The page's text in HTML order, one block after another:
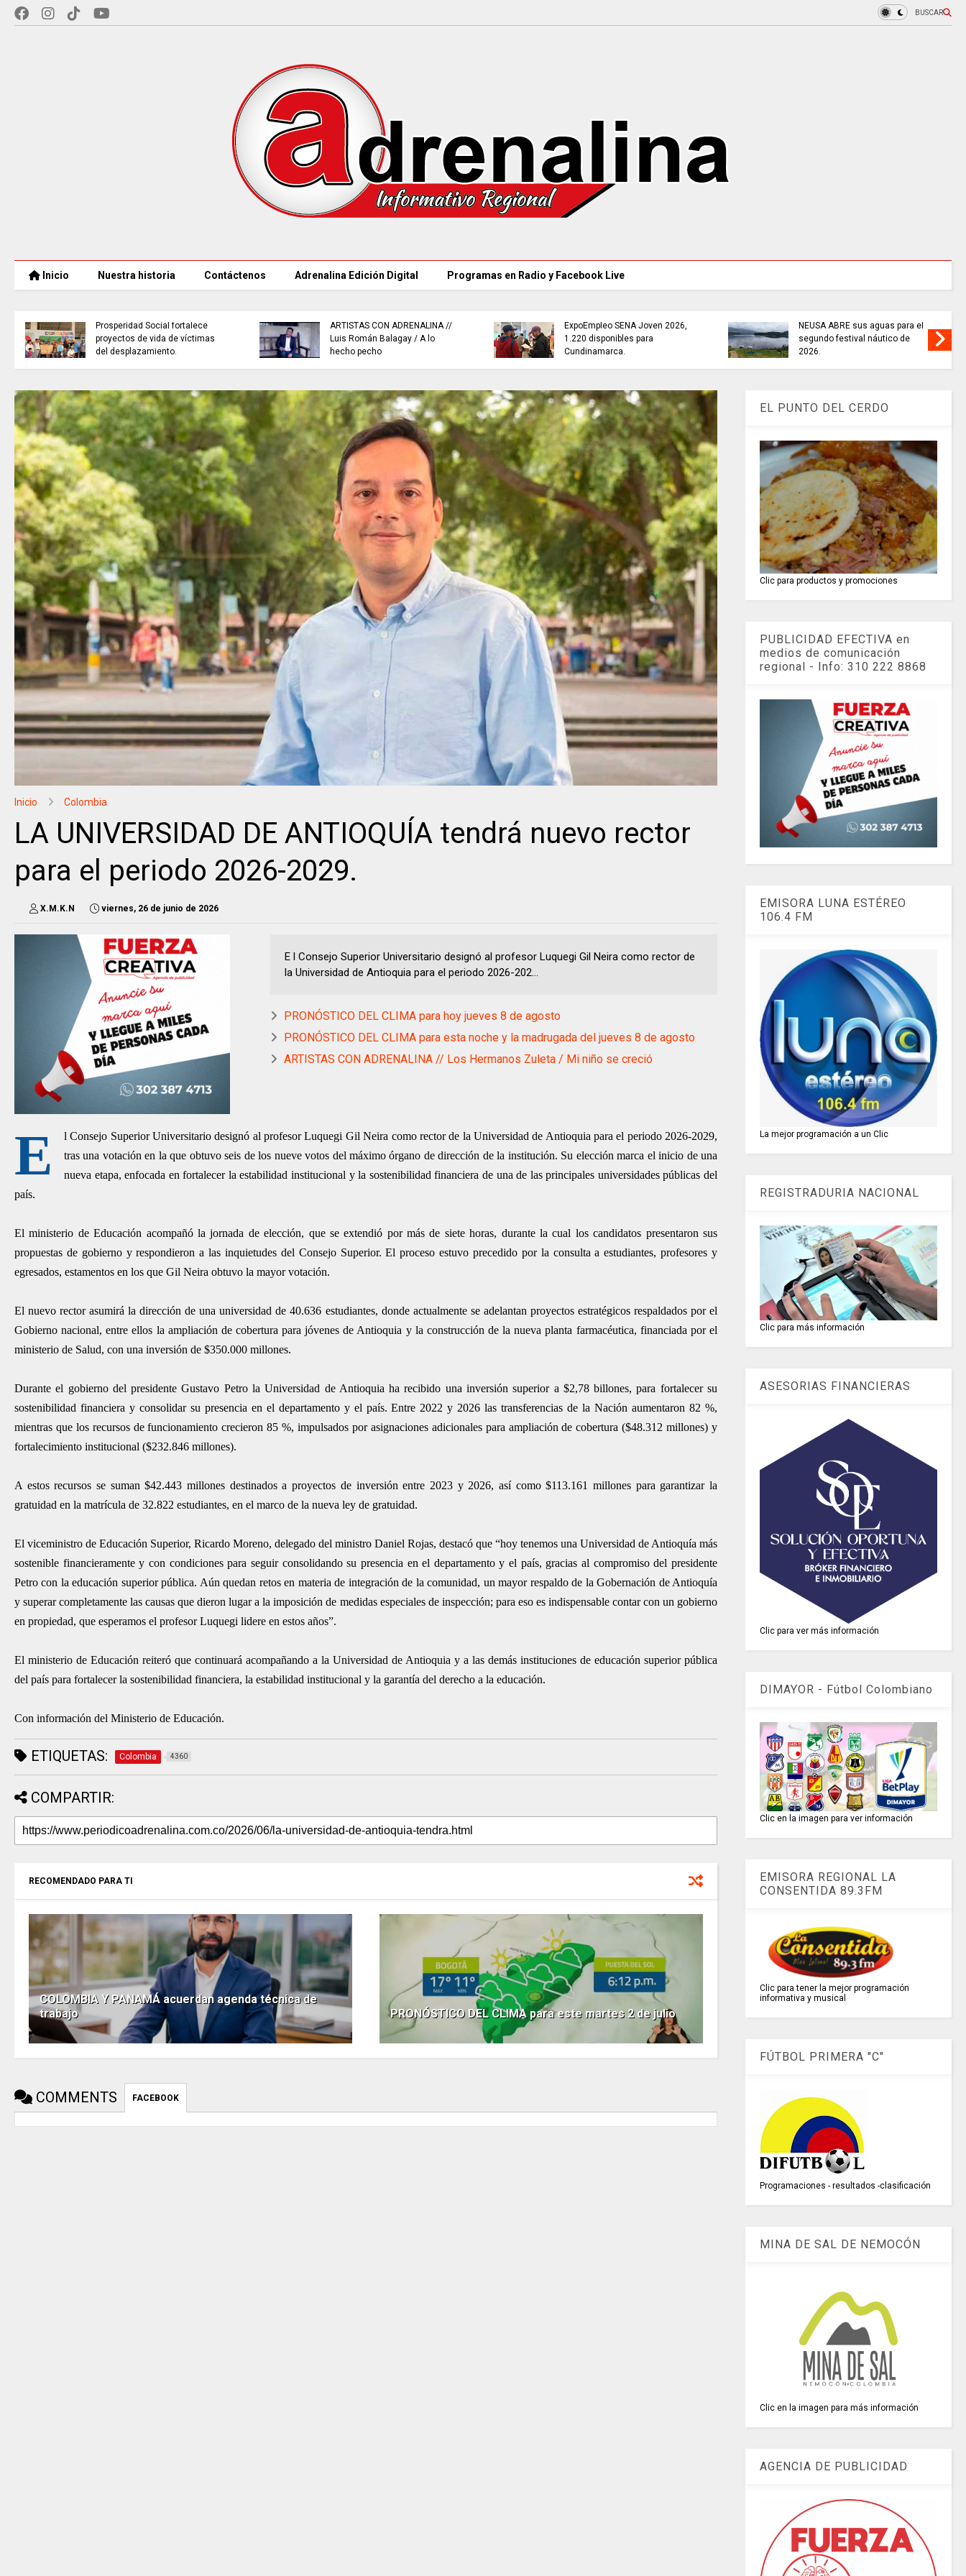
BUSCAR
Inicio Nuestra historia Contáctenos Adrenalina Edición Digital Programas en Radio y Facebook Live
Prosperidad Social fortalece
proyectos de vida de víctimas
del desplazamiento.
ARTISTAS CON ADRENALINA //
Luis Román Balagay / A lo
hecho pecho
ExpoEmpleo SENA Joven 2026,
1.220 disponibles para
Cundinamarca.
NEUSA ABRE sus aguas para el
segundo festival náutico de
2026.
Inicio Colombia
LA UNIVERSIDAD DE ANTIOQUÍA tendrá nuevo rector
para el periodo 2026-2029.
X.M.K.N viernes, 26 de junio de 2026
E l Consejo Superior Universitario designó al profesor Luquegi Gil Neira como rector de
la Universidad de Antioquia para el periodo 2026-202...
PRONÓSTICO DEL CLIMA para hoy jueves 8 de agosto
PRONÓSTICO DEL CLIMA para esta noche y la madrugada del jueves 8 de agosto
ARTISTAS CON ADRENALINA // Los Hermanos Zuleta / Mi niño se creció
E
l Consejo Superior Universitario designó al profesor Luquegi Gil Neira como rector de la Universidad de Antioquia para el periodo 2026-2029,
tras una votación en la que obtuvo seis de los nueve votos del máximo órgano de dirección de la institución. Su elección marca el inicio de una
nueva etapa, enfocada en fortalecer la estabilidad institucional y la sostenibilidad financiera de una de las principales universidades públicas del
país.
El ministerio de Educación acompañó la jornada de elección, que se extendió por más de siete horas, durante la cual los candidatos presentaron sus
propuestas de gobierno y respondieron a las inquietudes del Consejo Superior. El proceso estuvo precedido por la consulta a estudiantes, profesores y
egresados, estamentos en los que Gil Neira obtuvo la mayor votación.
El nuevo rector asumirá la dirección de una universidad de 40.636 estudiantes, donde actualmente se adelantan proyectos estratégicos respaldados por el
Gobierno nacional, entre ellos la ampliación de cobertura para jóvenes de Antioquia y la construcción de la nueva planta farmacéutica, financiada por el
ministerio de Salud, con una inversión de $350.000 millones.
Durante el gobierno del presidente Gustavo Petro la Universidad de Antioquia ha recibido una inversión superior a $2,78 billones, para fortalecer su
sostenibilidad financiera y consolidar su presencia en el departamento y el país. Entre 2022 y 2026 las transferencias de la Nación aumentaron 82 %,
mientras que los recursos de funcionamiento crecieron 85 %, impulsados por asignaciones adicionales para ampliación de cobertura ($48.312 millones) y
fortalecimiento institucional ($232.846 millones).
A estos recursos se suman $42.443 millones destinados a proyectos de inversión entre 2023 y 2026, así como $113.161 millones para garantizar la
gratuidad en la matrícula de 32.822 estudiantes, en el marco de la nueva ley de gratuidad.
El viceministro de Educación Superior, Ricardo Moreno, delegado del ministro Daniel Rojas, destacó que “hoy tenemos una Universidad de Antioquía más
sostenible financieramente y con condiciones para seguir consolidando su presencia en el departamento y el país, gracias al compromiso del presidente
Petro con la educación superior pública. Aún quedan retos en materia de integración de la comunidad, un mayor respaldo de la Gobernación de Antioquía
y superar completamente las causas que dieron lugar a la imposición de medidas especiales de inspección; para eso es indispensable contar con un gobierno
en propiedad, que esperamos el profesor Luquegi lidere en estos años”.
El ministerio de Educación reiteró que continuará acompañando a la Universidad de Antioquia y a las demás instituciones de educación superior pública
del país para fortalecer la sostenibilidad financiera, la estabilidad institucional y la garantía del derecho a la educación.
Con información del Ministerio de Educación.
ETIQUETAS: Colombia 4360
COMPARTIR:
RECOMENDADO PARA TI
COLOMBIA Y PANAMÁ acuerdan agenda técnica de
trabajo
PRONÓSTICO DEL CLIMA para este martes 2 de julio
COMMENTS FACEBOOK
EL PUNTO DEL CERDO
Clic para productos y promociones
PUBLICIDAD EFECTIVA en
medios de comunicación
regional - Info: 310 222 8868
EMISORA LUNA ESTÉREO
106.4 FM
La mejor programación a un Clic
REGISTRADURIA NACIONAL
Clic para más información
ASESORIAS FINANCIERAS
Clic para ver más información
DIMAYOR - Fútbol Colombiano
Clic en la imagen para ver información
EMISORA REGIONAL LA
CONSENTIDA 89.3FM
Clic para tener la mejor programación
informativa y musical
FÚTBOL PRIMERA "C"
Programaciones - resultados -clasificación
MINA DE SAL DE NEMOCÓN
Clic en la imagen para más información
AGENCIA DE PUBLICIDAD